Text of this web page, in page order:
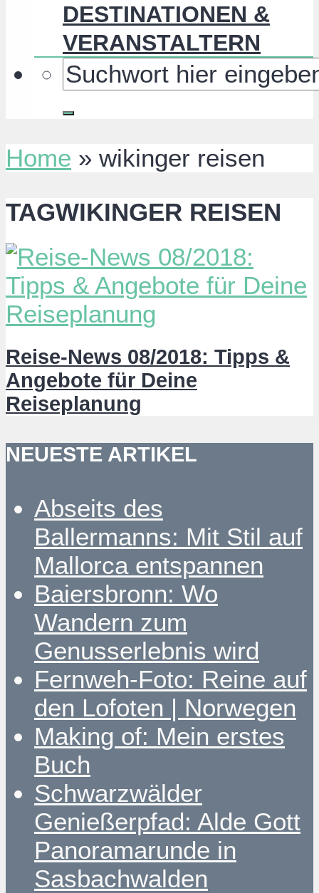
DESTINATIONEN &
VERANSTALTERN
Home » wikinger reisen
TAGWIKINGER REISEN
Reise-News 08/2018: Tipps &
Angebote für Deine
Reiseplanung
NEUESTE ARTIKEL
Abseits des
Ballermanns: Mit Stil auf
Mallorca entspannen
Baiersbronn: Wo
Wandern zum
Genusserlebnis wird
Fernweh-Foto: Reine auf
den Lofoten | Norwegen
Making of: Mein erstes
Buch
Schwarzwälder
Genießerpfad: Alde Gott
Panoramarunde in
Sasbachwalden